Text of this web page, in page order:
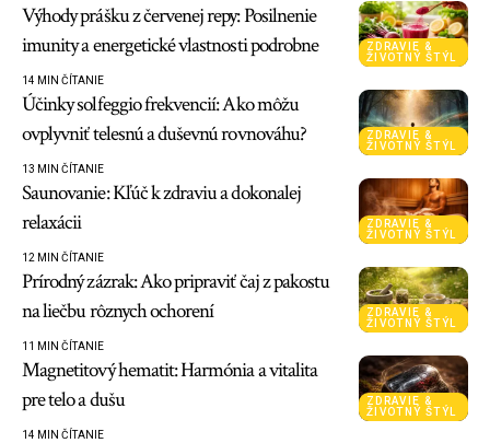
ZDRAVIE &
ŽIVOTNÝ ŠTÝL
Výhody prášku z červenej repy: Posilnenie
imunity a energetické vlastnosti podrobne
14 MIN ČÍTANIE
ZDRAVIE &
ŽIVOTNÝ ŠTÝL
Účinky solfeggio frekvencií: Ako môžu
ovplyvniť telesnú a duševnú rovnováhu?
13 MIN ČÍTANIE
ZDRAVIE &
ŽIVOTNÝ ŠTÝL
Saunovanie: Kľúč k zdraviu a dokonalej
relaxácii
12 MIN ČÍTANIE
ZDRAVIE &
ŽIVOTNÝ ŠTÝL
Prírodný zázrak: Ako pripraviť čaj z pakostu
na liečbu rôznych ochorení
11 MIN ČÍTANIE
ZDRAVIE &
ŽIVOTNÝ ŠTÝL
Magnetitový hematit: Harmónia a vitalita
pre telo a dušu
14 MIN ČÍTANIE